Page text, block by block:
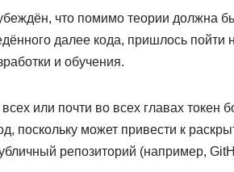
что помимо теории должна
далее кода, пришлось пойти
и обучения.
или почти во всех главах токен
поскольку может привести к
репозиторий (например,